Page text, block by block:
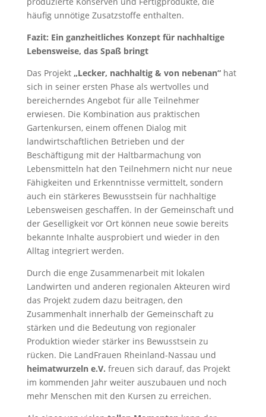
häufig unnötige Zusatzstoffe enthalten.
Fazit: Ein ganzheitliches Konzept für nachhaltige
Lebensweise, das Spaß bringt
Das Projekt „Lecker, nachhaltig & von nebenan“hat
sich in seiner ersten Phase als wertvolles und
bereicherndes Angebot für alle Teilnehmer
erwiesen. Die Kombination aus praktischen
Gartenkursen, einem offenen Dialog mit
landwirtschaftlichen Betrieben und der
Beschäftigung mit der Haltbarmachung von
Lebensmitteln hat den Teilnehmern nicht nur neue
Fähigkeiten und Erkenntnisse vermittelt, sondern
auch ein stärkeres Bewusstsein für nachhaltige
Lebensweisen geschaffen. In der Gemeinschaft und
der Geselligkeit vor Ort können neue sowie bereits
bekannte Inhalte ausprobiert und wieder in den
Alltag integriert werden.
Durch die enge Zusammenarbeit mit lokalen
Landwirten und anderen regionalen Akteuren wird
das Projekt zudem dazu beitragen, den
Zusammenhalt innerhalb der Gemeinschaft zu
stärken und die Bedeutung von regionaler
Produktion wieder stärker ins Bewusstsein zu
rücken. Die LandFrauen Rheinland-Nassau und
heimatwurzeln e.V. freuen sich darauf, das Projekt
im kommenden Jahr weiter auszubauen und noch
mehr Menschen mit den Kursen zu erreichen.